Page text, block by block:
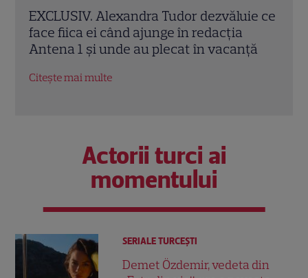
Amalia Enache, imagini spectaculoase
din Veneția alături de fiica ei. Dorința
împlinită după 10 ani
Citește mai multe
Actorii turci ai
momentului
SERIALE TURCEŞTI
Demet Özdemir, vedeta din